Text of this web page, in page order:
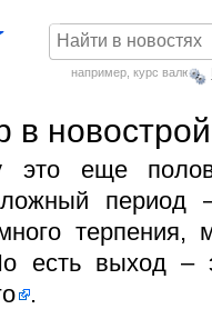
например, курс валют
в
это еще
период
есть выход
.